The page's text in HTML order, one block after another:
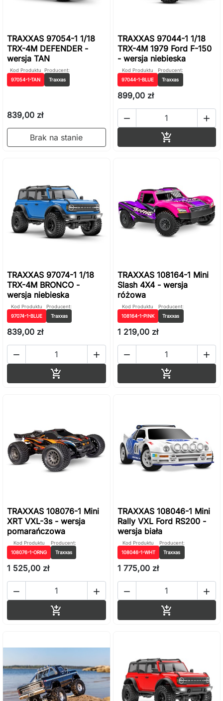
TRAXXAS 97054-1 1/18
TRX-4M DEFENDER -
wersja TAN
Kod Produktu
97054-1-TAN
Producent:
Traxxas
839,00 zł
Brak na stanie
TRAXXAS 97044-1 1/18
TRX-4M 1979 Ford F-150
- wersja niebieska
Kod Produktu
97044-1-BLUE
Producent:
Traxxas
899,00 zł
 

TRAXXAS 97074-1 1/18
TRX-4M BRONCO -
wersja niebieska
Kod Produktu
97074-1-BLUE
Producent:
Traxxas
839,00 zł
 

TRAXXAS 108164-1 Mini
Slash 4X4 - wersja
różowa
Kod Produktu
108164-1-PINK
Producent:
Traxxas
1 219,00 zł
 

TRAXXAS 108076-1 Mini
XRT VXL-3s - wersja
pomarańczowa
Kod Produktu
108076-1-ORNG
Producent:
Traxxas
1 525,00 zł
 

TRAXXAS 108046-1 Mini
Rally VXL Ford RS200 -
wersja biała
Kod Produktu
108046-1-WHT
Producent:
Traxxas
1 775,00 zł
 
